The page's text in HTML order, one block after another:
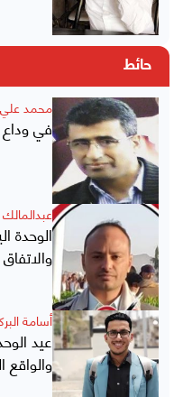
حائط
محمد
في
الوحدة
والاتفاق
أسامة
عيد